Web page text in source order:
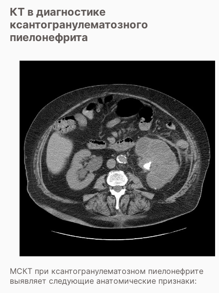
КТ в диагностике
ксантогранулематозного
пиелонефрита
МСКТ при ксантогранулематозном пиелонефрите
выявляет следующие анатомические признаки: